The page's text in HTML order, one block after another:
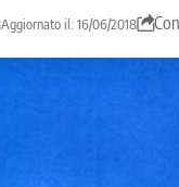
Aggiornato il: 16/06/2018